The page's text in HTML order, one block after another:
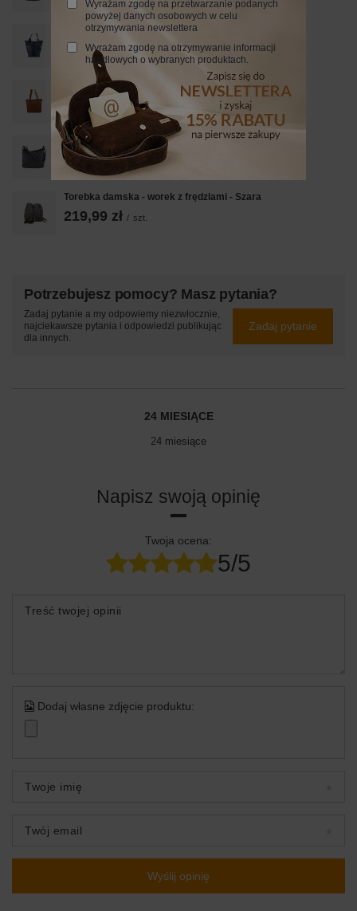
Modny worek skórzany - CROCO - Granatowy
219,99 zł / szt.
Shopper bag - duża torebka miejska - Brązowa jasna
289,99 zł szt.
Torebka skórzana worek damska - Szara ciemna
349,99 zł
Torebka damska - worek z frędzlami - Szara
219,99 zł / szt.
Potrzebujesz pomocy? Masz pytania?
Zadaj pytanie a my odpowiemy niezwłocznie,
najciekawsze pytania i odpowiedzi publikując
dla innych.
Zadaj pytanie
24 MIESIĄCE
24 miesiące
Napisz swoją opinię
Twoja ocena:
5/5
Treść twojej opinii
Dodaj własne zdjęcie produktu:
Twoje imię
Twój email
Wyślij opinię
Wyrażam zgodę na przetwarzanie podanych
powyżej danych osobowych w celu
otrzymywania newslettera
Wyrażam zgodę na otrzymywanie informacji
handlowych o wybranych produktach.